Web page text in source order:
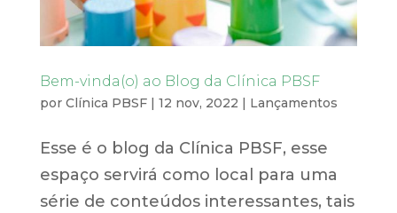
Bem-vinda(o) ao Blog da Clínica PBSF
por Clínica PBSF| 12 nov, 2022 | Lançamentos
Esse é o blog da Clínica PBSF, esse
espaço servirá como local para uma
série de conteúdos interessantes, tais